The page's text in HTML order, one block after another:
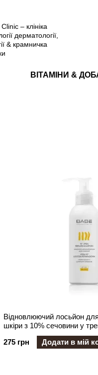
ВІТАМІНИ &
Відновлюючий лосьйон для
шкіри з 10% сечовини у
275 грн
Додати в мій